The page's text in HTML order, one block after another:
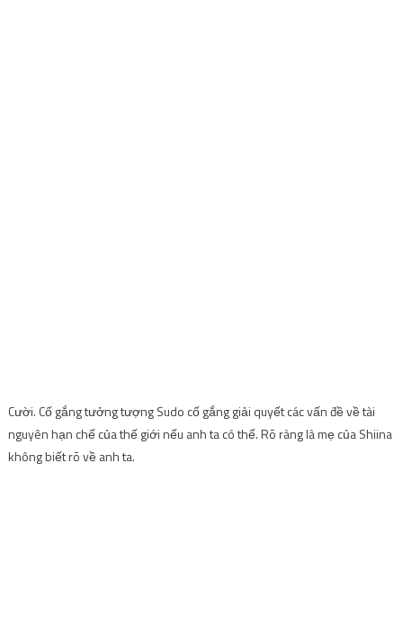
Cười. Cố gắng tưởng tượng Sudo cố gắng giải quyết các vấn đề về tài
nguyên hạn chế của thế giới nếu anh ta có thể. Rõ ràng là mẹ của Shiina
không biết rõ về anh ta.